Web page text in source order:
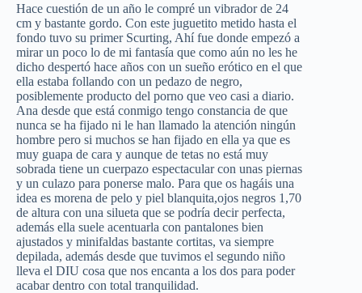
Hace cuestión de un año le compré un vibrador de 24
cm y bastante gordo. Con este juguetito metido hasta el
fondo tuvo su primer Scurting, Ahí fue donde empezó a
mirar un poco lo de mi fantasía que como aún no les he
dicho despertó hace años con un sueño erótico en el que
ella estaba follando con un pedazo de negro,
posiblemente producto del porno que veo casi a diario.
Ana desde que está conmigo tengo constancia de que
nunca se ha fijado ni le han llamado la atención ningún
hombre pero si muchos se han fijado en ella ya que es
muy guapa de cara y aunque de tetas no está muy
sobrada tiene un cuerpazo espectacular con unas piernas
y un culazo para ponerse malo. Para que os hagáis una
idea es morena de pelo y piel blanquita,ojos negros 1,70
de altura con una silueta que se podría decir perfecta,
además ella suele acentuarla con pantalones bien
ajustados y minifaldas bastante cortitas, va siempre
depilada, además desde que tuvimos el segundo niño
lleva el DIU cosa que nos encanta a los dos para poder
acabar dentro con total tranquilidad.